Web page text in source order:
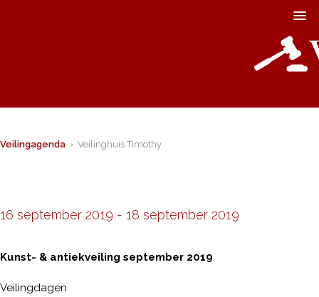
Veilingagenda › Veilinghuis Timothy
16 september 2019 - 18 september 2019
Kunst- & antiekveiling september 2019
Veilingdagen